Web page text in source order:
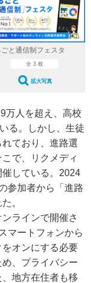
ごと通信制フェスタ
全 3 枚
拡大写真
万人を超え、高校
る。しかし、生徒
ており、進路選
で、リクメディ
している。2024
参加者から「進路
。
ラインで開催さ
マートフォンから
オンにする必要
、プライバシー
地方在住者も移